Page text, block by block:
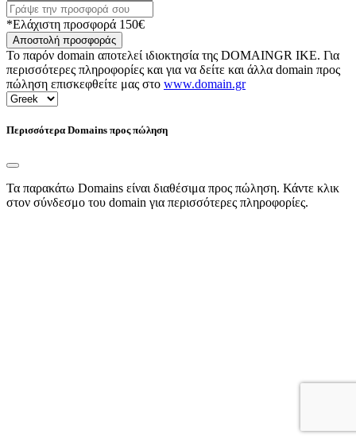
*Ελάχιστη προσφορά 150€
Αποστολή προσφοράς
Το παρόν domain αποτελεί ιδιοκτησία της DOMAINGR ΙΚΕ. Για
περισσότερες πληροφορίες και για να δείτε και άλλα domain προς
πώληση επισκεφθείτε μας στο www.domain.gr
Περισσότερα Domains προς πώληση
Τα παρακάτω Domains είναι διαθέσιμα προς πώληση. Κάντε κλικ
στον σύνδεσμο του domain για περισσότερες πληροφορίες.